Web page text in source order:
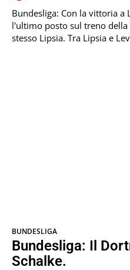
Bundesliga: Con la vittoria a
l'ultimo posto sul treno
stesso Lipsia. Tra
BUNDESLIGA
Bundesliga: Il
Schalke.